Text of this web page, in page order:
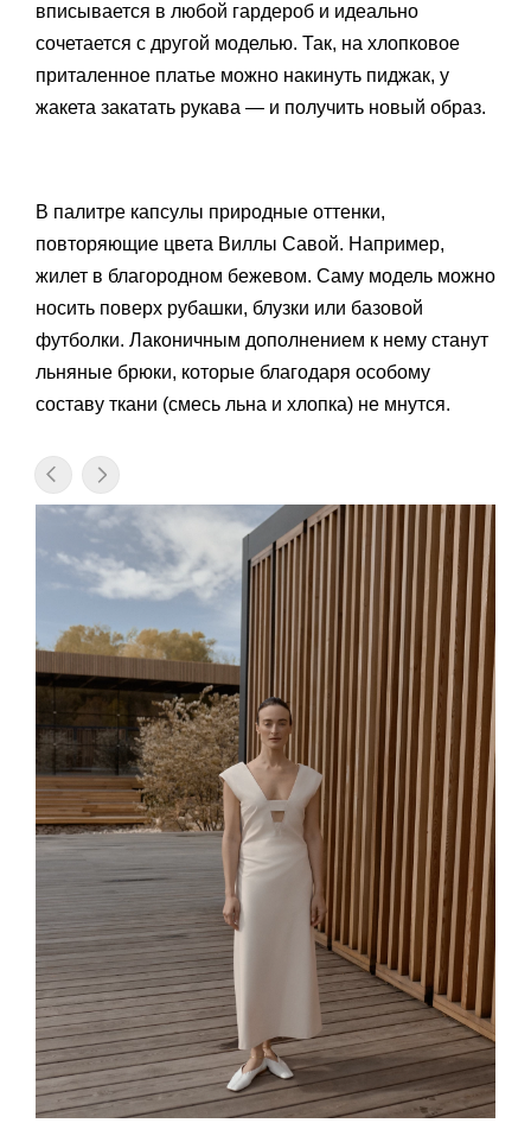
вписывается в любой гардероб и идеально
сочетается с другой моделью. Так, на хлопковое
приталенное платье можно накинуть пиджак, у
жакета закатать рукава — и получить новый образ.
В палитре капсулы природные оттенки,
повторяющие цвета Виллы Савой. Например,
жилет в благородном бежевом. Саму модель можно
носить поверх рубашки, блузки или базовой
футболки. Лаконичным дополнением к нему станут
льняные брюки, которые благодаря особому
составу ткани (смесь льна и хлопка) не мнутся.